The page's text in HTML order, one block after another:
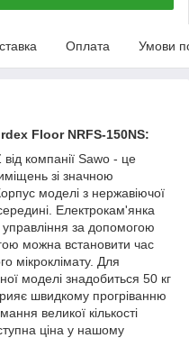
Оплата Умови
Floor NRFS-150NS:
компанії Sawo - це
зі значною
моделі з нержавіючої
Електрокам'янка
управління за допомогою
можна встановити час
мікроклімату. Для
моделі знадобиться 50 кг
швидкому прогріванню
великої кількості
ціна у нашому